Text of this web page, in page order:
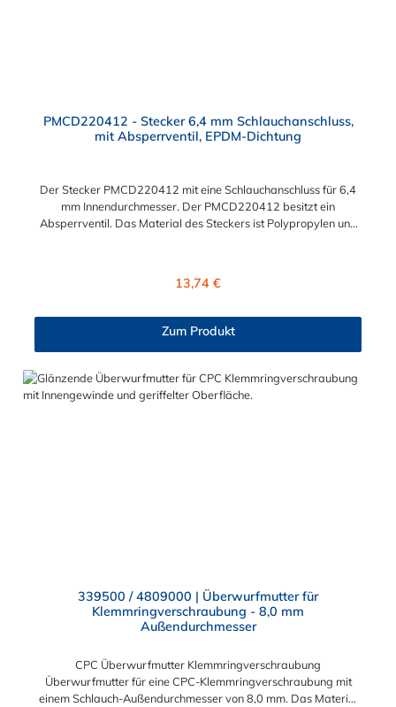
PMCD220412 - Stecker 6,4 mm Schlauchanschluss,
mit Absperrventil, EPDM-Dichtung
Der Stecker PMCD220412 mit eine Schlauchanschluss für 6,4
mm Innendurchmesser. Der PMCD220412 besitzt ein
Absperrventil. Das Material des Steckers ist Polypropylen und
und MC- Serie kombinieren.
Regulärer Preis:
13,74 €
Zum Produkt
339500 / 4809000 | Überwurfmutter für
Klemmringverschraubung - 8,0 mm
Außendurchmesser
CPC Überwurfmutter Klemmringverschraubung
Überwurfmutter für eine CPC-Klemmringverschraubung mit
einem Schlauch-Außendurchmesser von 8,0 mm. Das Material